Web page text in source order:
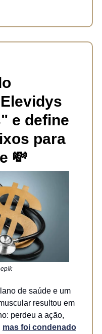
e define
para
💸
de saúde e um
resultou em
perdeu a ação,
mas foi condenado